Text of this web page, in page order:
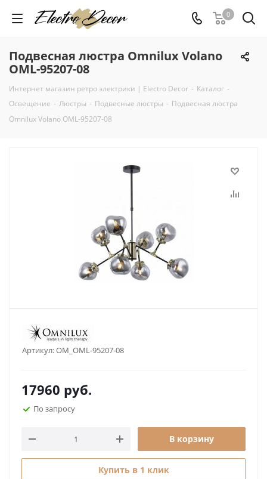
0
Подвесная люстра Omnilux Volano
OML-95207-08
Интернет магазин ретро электрики | Electro Decor - Каталог -
Освещение - Люстры - Подвесные люстры - Подвесная люстра
Omnilux Volano OML-95207-08
Артикул:OM_OML-95207-08
17960 руб.
По запросу
В корзину
Купить в 1 клик